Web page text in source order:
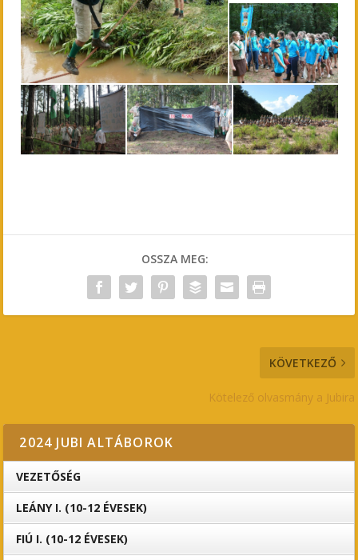
OSSZA MEG:
KÖVETKEZŐ
Kötelező olvasmány a Jubira
2024 JUBI ALTÁBOROK
VEZETŐSÉG
LEÁNY I. (10-12 ÉVESEK)
FIÚ I. (10-12 ÉVESEK)